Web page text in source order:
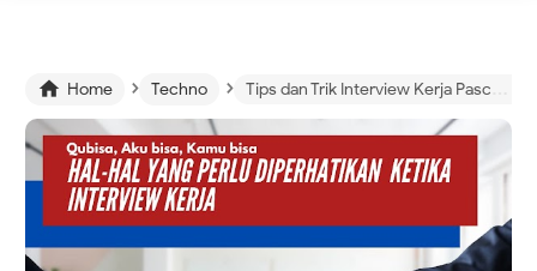
 Home › Techno › Tips dan Trik Interview Kerja Pasca Kelulusan Kuliah